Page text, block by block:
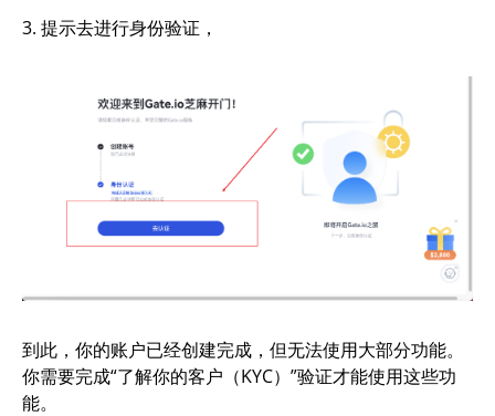
3. 提示去进行身份验证，
到此，你的账户已经创建完成，但无法使用大部分功能。
你需要完成“了解你的客户（KYC）”验证才能使用这些功
能。